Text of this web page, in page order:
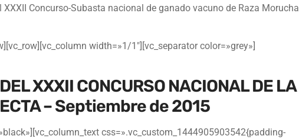
XXXII Concurso-Subasta nacional de ganado vacuno de Raza Morucha
width=»1/1″][vc_separator color=»grey»]
XXXII CONCURSO NACIONAL DE LA
– Septiembre de 2015
css=».vc_custom_1444905903542{padding-